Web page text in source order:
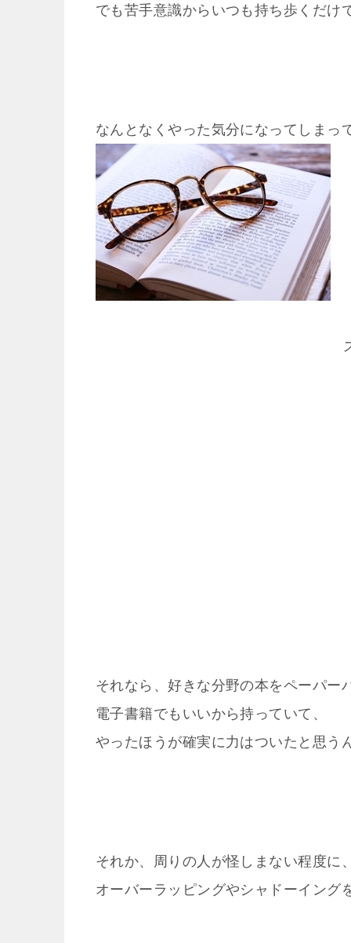
でも苦手意識からいつも持ち歩くだけ
なんとなくやった気分になってしまっ
それなら、好きな分野の本をペーパー
電子書籍でもいいから持っていて、
やったほうが確実に力はついたと思う
それか、周りの人が怪しまない程度に、
オーバーラッピングやシャドーイング